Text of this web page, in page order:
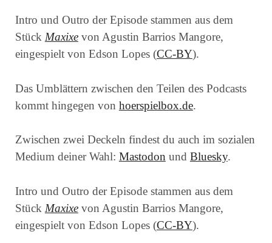
Intro und Outro der Episode stammen aus dem
Stück Maxixe von Agustin Barrios Mangore,
eingespielt von Edson Lopes (CC-BY).
Das Umblättern zwischen den Teilen des Podcasts
kommt hingegen von hoerspielbox.de.
Zwischen zwei Deckeln findest du auch im sozialen
Medium deiner Wahl: Mastodon und Bluesky.
Intro und Outro der Episode stammen aus dem
Stück Maxixe von Agustin Barrios Mangore,
eingespielt von Edson Lopes (CC-BY).